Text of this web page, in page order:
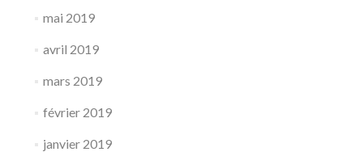
mai 2019
avril 2019
mars 2019
février 2019
janvier 2019